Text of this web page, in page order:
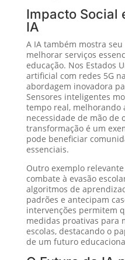
Impacto Social
IA
A IA também mostra
melhorar serviços
educação. Nos Estados
artificial com redes 5G
abordagem inovadora
Sensores inteligentes
tempo real, melhorando
necessidade de mão de
transformação é um
pode beneficiar
essenciais.
Outro exemplo
combate à evasão
algoritmos de
padrões e antecipam
intervenções permitem
medidas proativas para
escolas, destacando o
de um futuro